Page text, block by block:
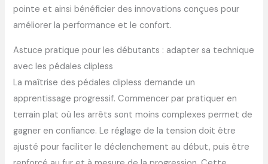
pointe et ainsi bénéficier des innovations conçues pour
améliorer la performance et le confort.
Astuce pratique pour les débutants : adapter sa technique
avec les pédales clipless
La maîtrise des pédales clipless demande un
apprentissage progressif. Commencer par pratiquer en
terrain plat où les arrêts sont moins complexes permet de
gagner en confiance. Le réglage de la tension doit être
ajusté pour faciliter le déclenchement au début, puis être